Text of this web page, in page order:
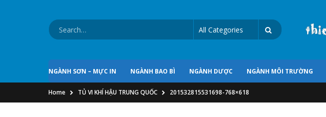
NGÀNH SƠN – MỰC IN NGÀNH BAO BÌ NGÀNH DƯỢC NGÀNH MÔI TRƯỜNG
Home TỦ VI KHÍ HẬU TRUNG QUỐC 201532815531698-768×618